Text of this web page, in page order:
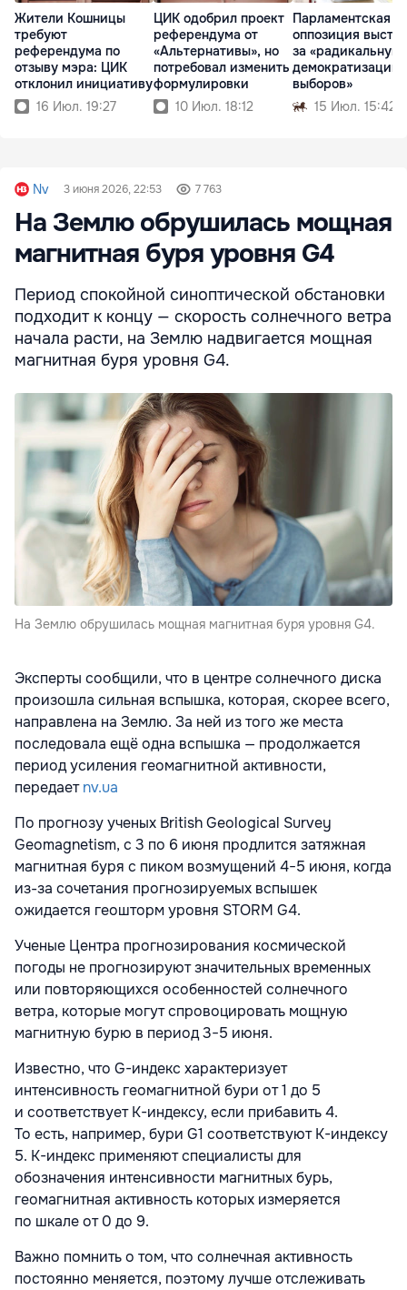
Жители Кошницы
требуют
референдума по
отзыву мэра: ЦИК
отклонил инициативу
16 Июл. 19:27
ЦИК одобрил проект
референдума от
«Альтернативы», но
потребовал изменить
формулировки
10 Июл. 18:12
Парламентская
оппозиция
за «радикальную
демократизацию
выборов»
15 Июл. 15:42
Nv 3 июня 2026, 22:53 7 763
На Землю обрушилась мощная
магнитная буря уровня G4
Период спокойной синоптической обстановки
подходит к концу — скорость солнечного ветра
начала расти, на Землю надвигается мощная
магнитная буря уровня G4.
На Землю обрушилась мощная магнитная буря уровня G4.
Эксперты сообщили, что в центре солнечного диска
произошла сильная вспышка, которая, скорее всего,
направлена на Землю. За ней из того же места
последовала ещё одна вспышка — продолжается
период усиления геомагнитной активности,
передаетnv.ua
По прогнозу ученых British Geological Survey
Geomagnetism, с 3 по 6 июня продлится затяжная
магнитная буря с пиком возмущений 4−5 июня, когда
из-за сочетания прогнозируемых вспышек
ожидается геошторм уровня STORM G4.
Ученые Центра прогнозирования космической
погоды не прогнозируют значительных временных
или повторяющихся особенностей солнечного
ветра, которые могут спровоцировать мощную
магнитную бурю в период 3−5 июня.
Известно, что G-индекс характеризует
интенсивность геомагнитной бури от 1 до 5
и соответствует К-индексу, если прибавить 4.
То есть, например, бури G1 соответствуют К-индексу
5. К-индекс применяют специалисты для
обозначения интенсивности магнитных бурь,
геомагнитная активность которых измеряется
по шкале от 0 до 9.
Важно помнить о том, что солнечная активность
постоянно меняется, поэтому лучше отслеживать